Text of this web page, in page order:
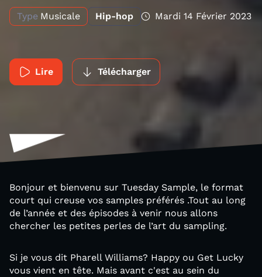
Type Musicale Hip-hop Mardi 14 Février 2023
Lire Télécharger
Bonjour et bienvenu sur Tuesday Sample, le format
court qui creuse vos samples préférés .Tout au long
de l’année et des épisodes à venir nous allons
chercher les petites perles de l’art du sampling.
Si je vous dit Pharell Williams? Happy ou Get Lucky
vous vient en tête. Mais avant c'est au sein du